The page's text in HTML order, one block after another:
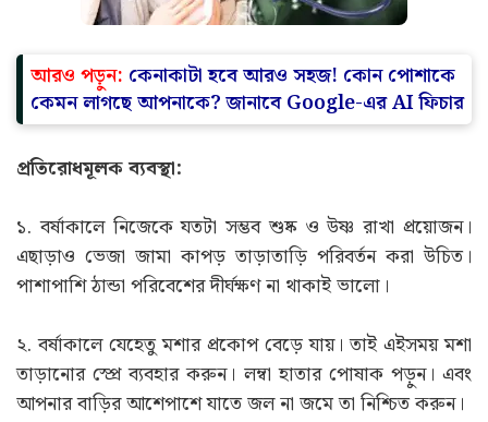
আরও পড়ুন: কেনাকাটা হবে আরও সহজ! কোন পোশাকে
কেমন লাগছে আপনাকে? জানাবে Google-এর AI ফিচার
প্রতিরোধমূলক ব্যবস্থা:
১. বর্ষাকালে নিজেকে যতটা সম্ভব শুষ্ক ও উষ্ণ রাখা প্রয়োজন।
এছাড়াও ভেজা জামা কাপড় তাড়াতাড়ি পরিবর্তন করা উচিত।
পাশাপাশি ঠান্ডা পরিবেশের দীর্ঘক্ষণ না থাকাই ভালো।
২. বর্ষাকালে যেহেতু মশার প্রকোপ বেড়ে যায়। তাই এইসময় মশা
তাড়ানোর স্প্রে ব্যবহার করুন। লম্বা হাতার পোষাক পড়ুন। এবং
আপনার বাড়ির আশেপাশে যাতে জল না জমে তা নিশ্চিত করুন।